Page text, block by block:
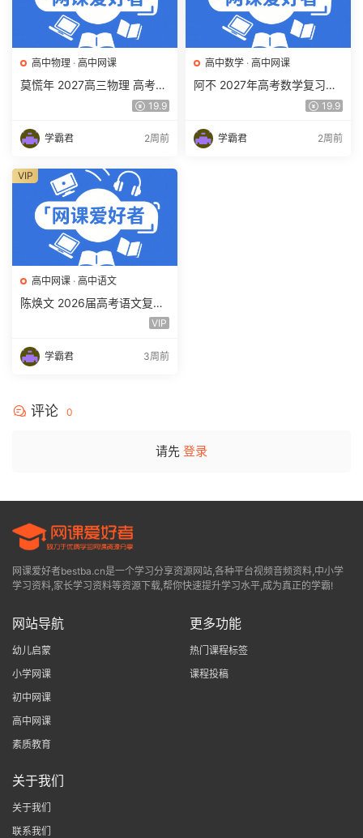
高中物理 · 高中网课
莫慌年 2027高三物理 高考物
19.9
学霸君 2周前
高中数学 · 高中网课
阿不 2027年高考数学复习网
课教程 高三数学 一轮复习视
19.9
学霸君 2周前
高中网课 · 高中语文
陈焕文 2026届高考语文复习
网课 高三语文 一二三轮视频
VIP
学霸君 3周前
VIP
评论 0
请先 登录
网课爱好者bestba.cn是一个学习分享资源网站,各种平台视频音频资料,中小学
学习资料,家长学习资料等资源下载,帮你快速提升学习水平,成为真正的学霸!
网站导航
幼儿启蒙
小学网课
初中网课
高中网课
素质教育
更多功能
热门课程标签
课程投稿
关于我们
关于我们
联系我们